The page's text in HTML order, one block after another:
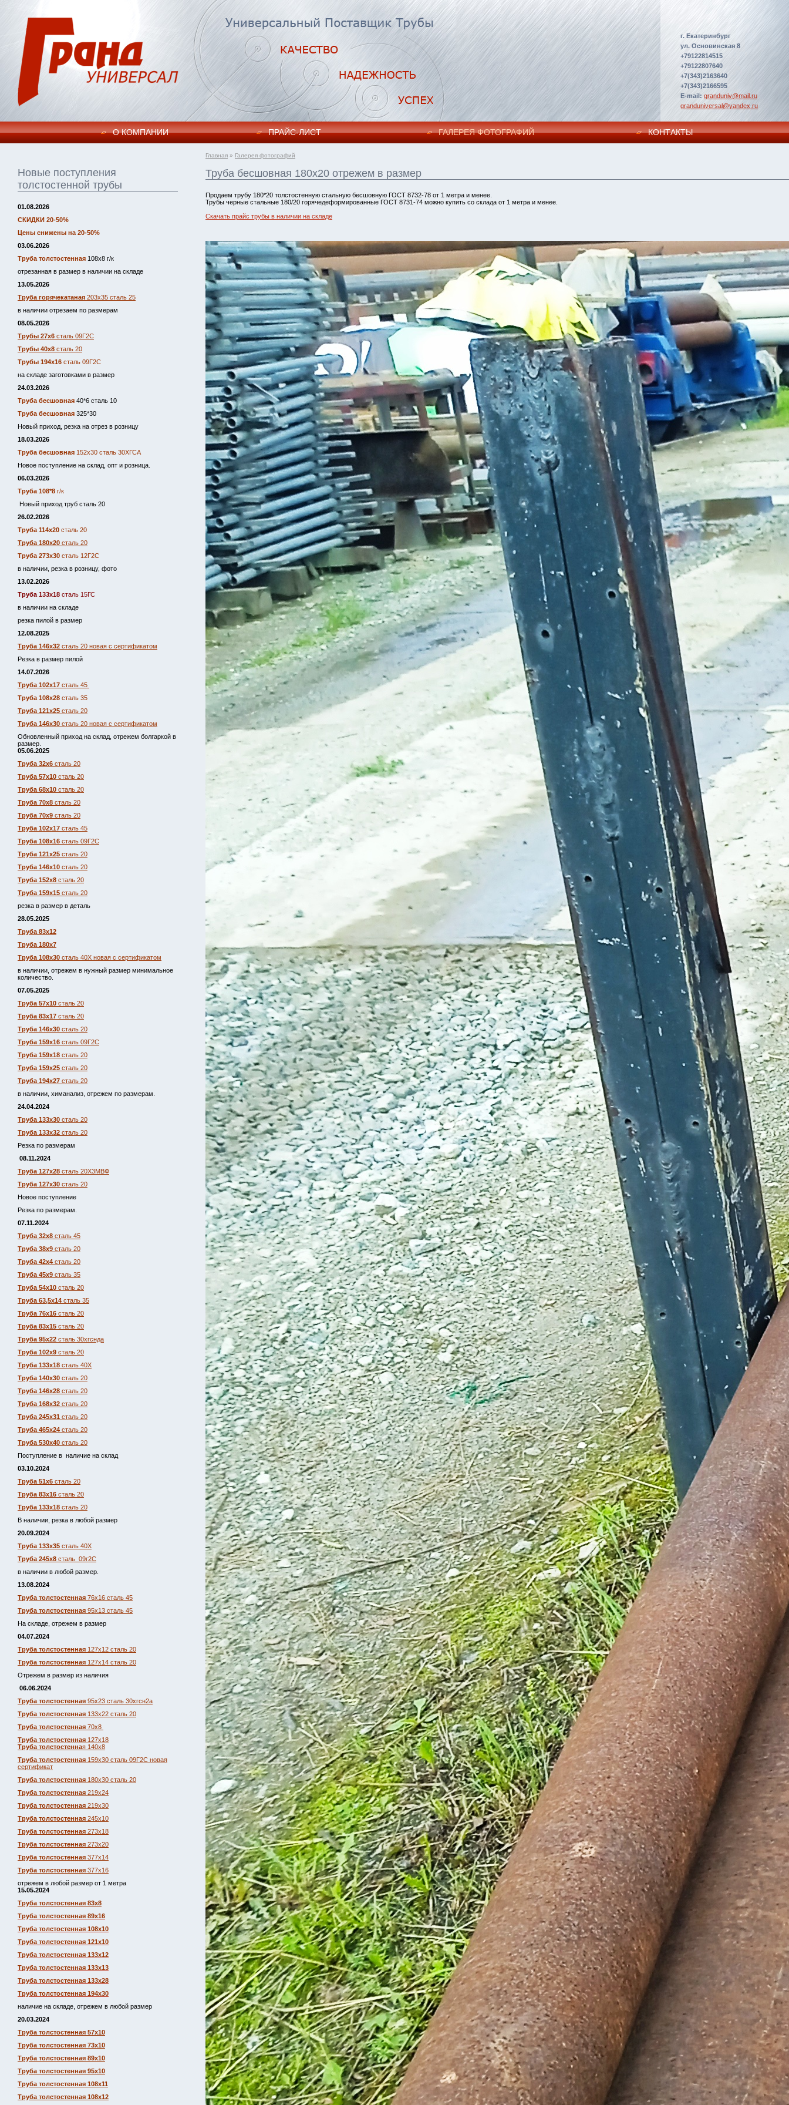
г. Екатеринбург
ул. Основинская 8
+79122814515
+79122807640
+7(343)2163640
+7(343)2166595
E-mail: granduniv@mail.ru
granduniversal@yandex.ru
О КОМПАНИИ ПРАЙC-ЛИСТ ГАЛЕРЕЯ ФОТОГРАФИЙ КОНТАКТЫ
Новые поступления
толстостенной трубы
01.08.2026
СКИДКИ 20-50%
Цены снижены на 20-50%
03.06.2026
Труба толстостенная 108х8 г/к
отрезанная в размер в наличии на складе
13.05.2026
Труба горячекатаная 203х35 сталь 25
в наличии отрезаем по размерам
08.05.2026
Трубы 27х6 сталь 09Г2С
Трубы 40х8 сталь 20
Трубы 194х16 сталь 09Г2С
на складе заготовками в размер
24.03.2026
Труба бесшовная 40*6 сталь 10
Труба бесшовная 325*30
Новый приход, резка на отрез в розницу
18.03.2026
Труба бесшовная 152х30 сталь 30ХГСА
Новое поступление на склад, опт и розница.
06.03.2026
Труба 108*8 г/к
Новый приход труб сталь 20
26.02.2026
Труба 114х20 сталь 20
Труба 180х20 сталь 20
Труба 273х30 сталь 12Г2С
в наличии, резка в розницу, фото
13.02.2026
Труба 133х18 сталь 15ГС
в наличии на складе
резка пилой в размер
12.08.2025
Труба 146х32 сталь 20 новая с сертификатом
Резка в размер пилой
14.07.2026
Труба 102х17 сталь 45
Труба 108х28 сталь 35
Труба 121х25 сталь 20
Труба 146х30 сталь 20 новая с сертификатом
Обновленный приход на склад, отрежем болгаркой в
размер.
05.06.2025
Труба 32х6 сталь 20
Труба 57х10 сталь 20
Труба 68х10 сталь 20
Труба 70х8 сталь 20
Труба 70х9 сталь 20
Труба 102х17 сталь 45
Труба 108х16 сталь 09Г2С
Труба 121х25 сталь 20
Труба 146х10 сталь 20
Труба 152х8 сталь 20
Труба 159х15 сталь 20
резка в размер в деталь
28.05.2025
Труба 83х12
Труба 180х7
Труба 108х30 сталь 40Х новая с сертификатом
в наличии, отрежем в нужный размер минимальное
количество.
07.05.2025
Труба 57х10 сталь 20
Труба 83х17 сталь 20
Труба 146х30 сталь 20
Труба 159х16 сталь 09Г2С
Труба 159х18 сталь 20
Труба 159х25 сталь 20
Труба 194х27 сталь 20
в наличии, химанализ, отрежем по размерам.
24.04.2024
Труба 133х30 сталь 20
Труба 133х32 сталь 20
Резка по размерам
08.11.2024
Труба 127х28 сталь 20Х3МВФ
Труба 127х30 сталь 20
Новое поступление
Резка по размерам.
07.11.2024
Труба 32х8 сталь 45
Труба 38х9 сталь 20
Труба 42х4 сталь 20
Труба 45х9 сталь 35
Труба 54х10 сталь 20
Труба 63,5х14 сталь 35
Труба 76х16 сталь 20
Труба 83х15 сталь 20
Труба 95х22 сталь 30хгснда
Труба 102х9 сталь 20
Труба 133х18 сталь 40Х
Труба 140х30 сталь 20
Труба 146х28 сталь 20
Труба 168х32 сталь 20
Труба 245х31 сталь 20
Труба 465х24 сталь 20
Труба 530х40 сталь 20
Поступление в наличие на склад
03.10.2024
Труба 51х6 сталь 20
Труба 83х16 сталь 20
Труба 133х18 сталь 20
В наличии, резка в любой размер
20.09.2024
Труба 133х35 сталь 40Х
Труба 245х8 сталь 09г2С
в наличии в любой размер.
13.08.2024
Труба толстостенная 76х16 сталь 45
Труба толстостенная 95х13 сталь 45
На складе, отрежем в размер
04.07.2024
Труба толстостенная 127х12 сталь 20
Труба толстостенная 127х14 сталь 20
Отрежем в размер из наличия
06.06.2024
Труба толстостенная 95х23 сталь 30хгсн2а
Труба толстостенная 133х22 сталь 20
Труба толстостенная 70х8
Труба толстостенная 127х18
Труба толстостенная 140х8
Труба толстостенная 159х30 сталь 09Г2С новая
сертификат
Труба толстостенная 180х30 сталь 20
Труба толстостенная 219х24
Труба толстостенная 219х30
Труба толстостенная 245х10
Труба толстостенная 273х18
Труба толстостенная 273х20
Труба толстостенная 377х14
Труба толстостенная 377х16
отрежем в любой размер от 1 метра
15.05.2024
Труба толстостенная 83х8
Труба толстостенная 89х16
Труба толстостенная 108х10
Труба толстостенная 121х10
Труба толстостенная 133х12
Труба толстостенная 133х13
Труба толстостенная 133х28
Труба толстостенная 194х30
наличие на складе, отрежем в любой размер
20.03.2024
Труба толстостенная 57х10
Труба толстостенная 73х10
Труба толстостенная 89х10
Труба толстостенная 95х10
Труба толстостенная 108х11
Труба толстостенная 108х12
Главная » Галерея фотографий
Труба бесшовная 180х20 отрежем в размер
Продаем трубу 180*20 толстостенную стальную бесшовную ГОСТ 8732-78 от 1 метра и менее.
Трубы черные стальные 180/20 горячедеформированные ГОСТ 8731-74 можно купить со склада от 1 метра и менее.
Скачать прайс трубы в наличии на складе